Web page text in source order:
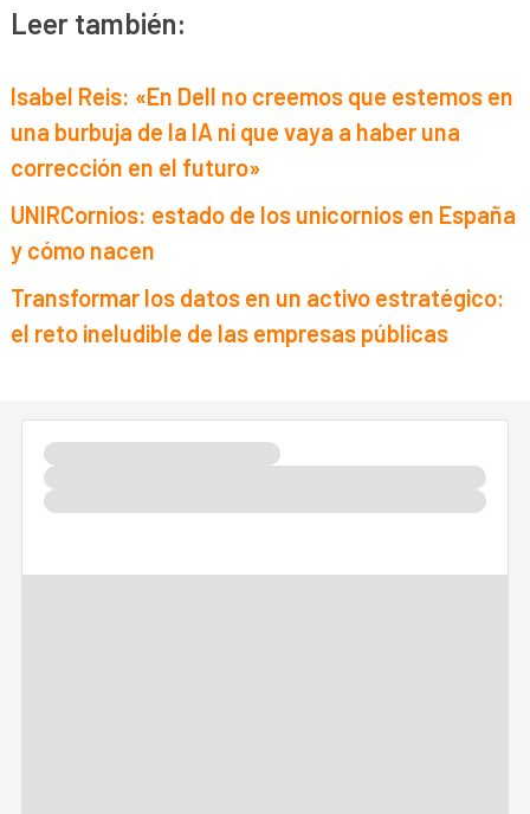
Leer también:
Isabel Reis: «En Dell no creemos que estemos en
una burbuja de la IA ni que vaya a haber una
corrección en el futuro»
UNIRCornios: estado de los unicornios en España
y cómo nacen
Transformar los datos en un activo estratégico:
el reto ineludible de las empresas públicas